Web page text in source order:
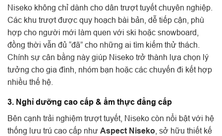
Niseko không chỉ dành cho dân trượt tuyết chuyên nghiệp.
Các khu trượt được quy hoạch bài bản, dễ tiếp cận, phù
hợp cho người mới làm quen với ski hoặc snowboard,
đồng thời vẫn đủ “đã” cho những ai tìm kiếm thử thách.
Chính sự cân bằng này giúp Niseko trở thành lựa chọn lý
tưởng cho gia đình, nhóm bạn hoặc các chuyến đi kết hợp
nhiều thế hệ.
3. Nghỉ dưỡng cao cấp & ẩm thực đẳng cấp
Bên cạnh trải nghiệm trượt tuyết, Niseko còn nổi bật với hệ
thống lưu trú cao cấp như Aspect Niseko , sở hữu thiết kế